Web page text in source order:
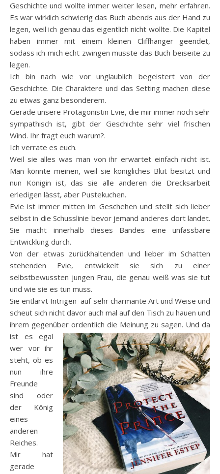
Geschichte und wollte immer weiter lesen, mehr erfahren.
Es war wirklich schwierig das Buch abends aus der Hand zu
legen, weil ich genau das eigentlich nicht wollte. Die Kapitel
haben immer mit einem kleinen Cliffhanger geendet,
sodass ich mich echt zwingen musste das Buch beiseite zu
legen.
Ich bin nach wie vor unglaublich begeistert von der
Geschichte. Die Charaktere und das Setting machen diese
zu etwas ganz besonderem.
Gerade unsere Protagonistin Evie, die mir immer noch sehr
sympathisch ist, gibt der Geschichte sehr viel frischen
Wind. Ihr fragt euch warum?.
Ich verrate es euch.
Weil sie alles was man von ihr erwartet einfach nicht ist.
Man könnte meinen, weil sie königliches Blut besitzt und
nun Königin ist, das sie alle anderen die Drecksarbeit
erledigen lässt, aber Pustekuchen.
Evie ist immer mitten im Geschehen und stellt sich lieber
selbst in die Schusslinie bevor jemand anderes dort landet.
Sie macht innerhalb dieses Bandes eine unfassbare
Entwicklung durch.
Von der etwas zurückhaltenden und lieber im Schatten
stehenden Evie, entwickelt sie sich zu einer
selbstbewussten jungen Frau, die genau weiß was sie tut
und wie sie es tun muss.
Sie entlarvt Intrigen auf sehr charmante Art und Weise und
scheut sich nicht davor auch mal auf den Tisch zu hauen und
ihrem gegenüber ordentlich die Meinung zu sagen. Und da
ist es egal
wer vor ihr
steht, ob es
nun ihre
Freunde
sind oder
der König
eines
anderen
Reiches.
Mir hat
gerade